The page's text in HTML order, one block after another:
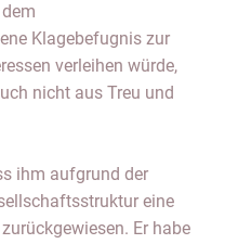
Klagebefugnis zur
verleihen würde,
nicht aus Treu und
ihm aufgrund der
eine
Er habe